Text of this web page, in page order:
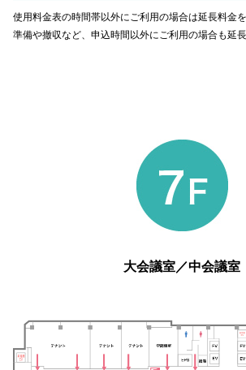
使用料金表の時間帯以外にご利用の場合は延長料金を
準備や撤収など、申込時間以外にご利用の場合も延
大会議室／中会議室